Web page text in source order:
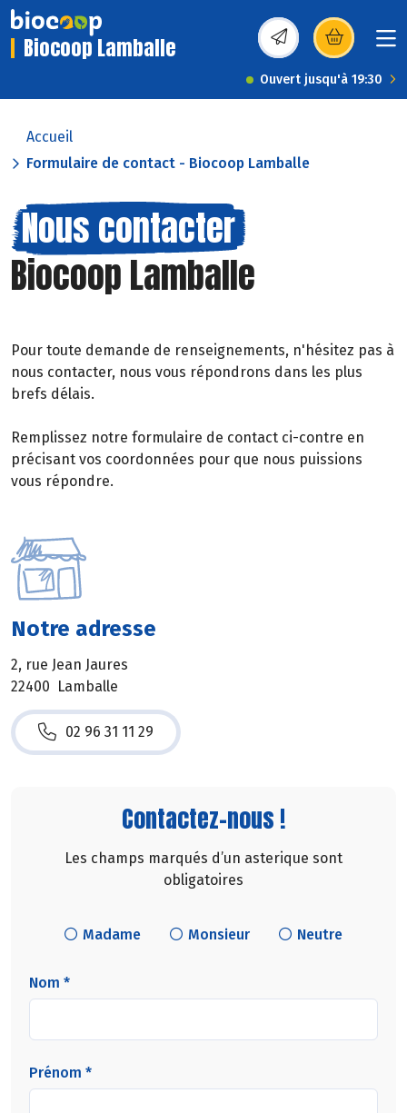
Biocoop Lamballe (s’ouvre dans une
Ouvert jusqu'à 19:30
Accueil
Formulaire de contact - Biocoop Lamballe
Nous contacter
Biocoop Lamballe
Pour toute demande de renseignements, n'hésitez pas à
nous contacter, nous vous répondrons dans les plus
brefs délais.
Remplissez notre formulaire de contact ci-contre en
précisant vos coordonnées pour que nous puissions
vous répondre.
Notre adresse
2, rue Jean Jaures
22400 Lamballe
02 96 31 11 29
Contactez-nous !
Les champs marqués d’un asterique sont
obligatoires
Madame Monsieur Neutre
Nom *
Prénom *